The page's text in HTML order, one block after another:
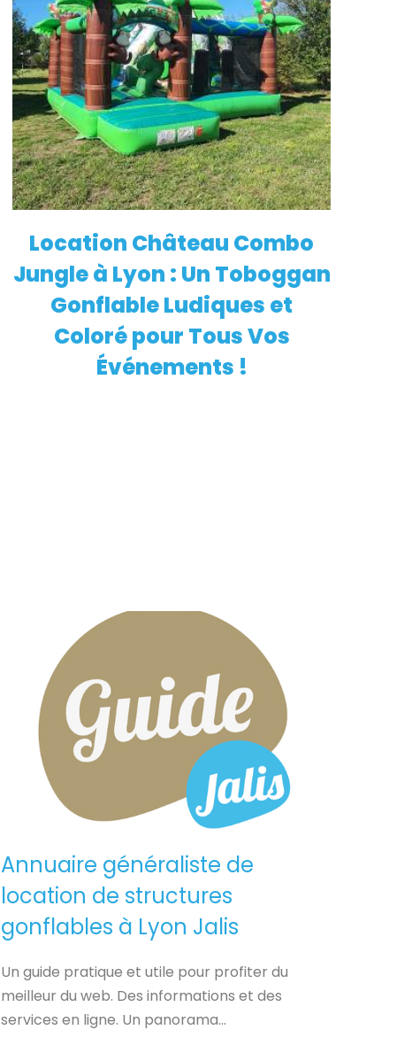
EN SAVOIR PLUS
Location Château Combo
Jungle à Lyon : Un Toboggan
Gonflable Ludiques et
Coloré pour Tous Vos
Événements !
Annuaire généraliste de
location de structures
gonflables à Lyon Jalis
Un guide pratique et utile pour profiter du
meilleur du web. Des informations et des
services en ligne. Un panorama...